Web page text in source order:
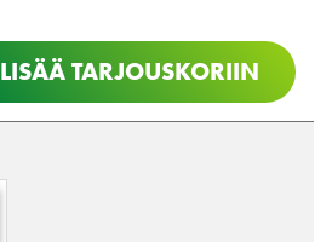
LISÄÄ TARJOUSKORIIN